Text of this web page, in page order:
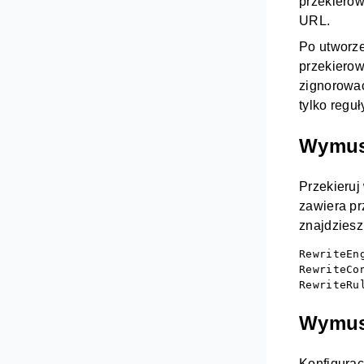
URL.
Po
tylko
zawiera